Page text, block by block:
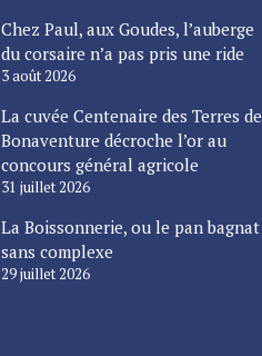
Chez Paul, aux Goudes, l’auberge
du corsaire n’a pas pris une ride
3 août 2026
La cuvée Centenaire des Terres de
Bonaventure décroche l’or au
concours général agricole
31 juillet 2026
La Boissonnerie, ou le pan bagnat
sans complexe
29 juillet 2026